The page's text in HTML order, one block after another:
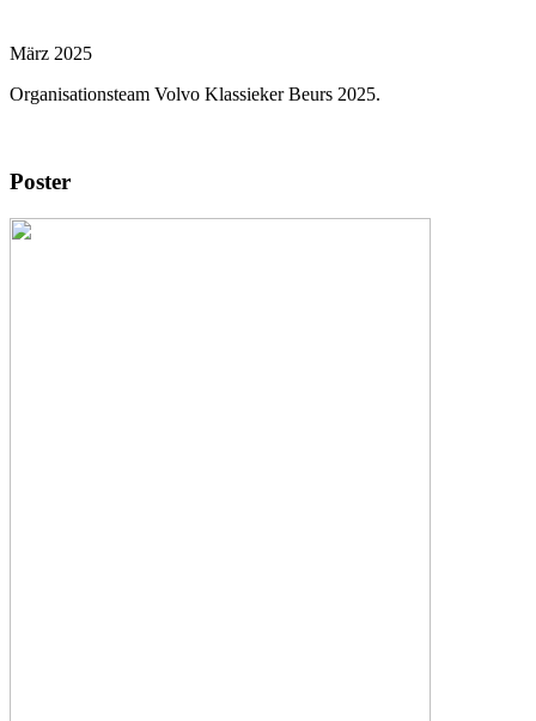
März 2025
Organisationsteam Volvo Klassieker Beurs 2025.
Poster